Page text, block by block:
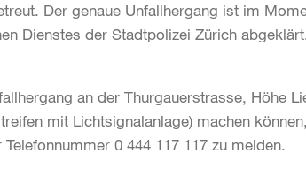
Der genaue Unfallhergang ist im
Dienstes der Stadtpolizei Zürich
an der Thurgauerstrasse, Höhe
mit Lichtsignalanlage) machen
0 444 117 117 zu melden.